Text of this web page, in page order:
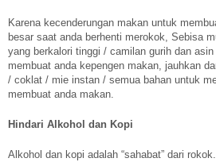
Karena kecenderungan makan untuk
besar saat anda berhenti merokok, Sebisa
yang berkalori tinggi / camilan gurih dan
membuat anda kepengen makan, jauhkan
/ coklat / mie instan / semua bahan untuk
membuat anda makan.
Hindari Alkohol dan Kopi
Alkohol dan kopi adalah “sahabat” dari